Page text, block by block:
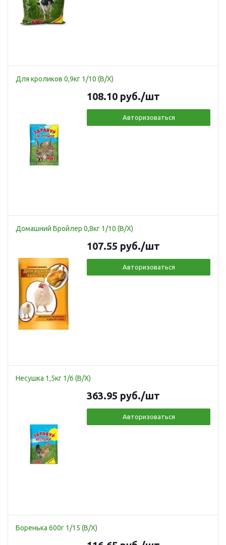
Для кроликов 0,9кг 1/10 (В/Х)
108.10 руб./шт
Авторизоваться
Домашний Бройлер 0,8кг 1/10 (В/Х)
107.55 руб./шт
Авторизоваться
Несушка 1,5кг 1/6 (В/Х)
363.95 руб./шт
Авторизоваться
Боренька 600г 1/15 (В/Х)